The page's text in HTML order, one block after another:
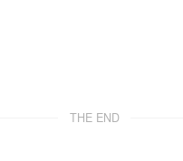
THE END